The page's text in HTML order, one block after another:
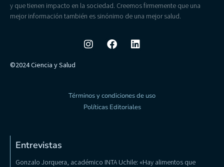
y que tienen impacto en la sociedad. Creemos firmemente que una
mejor información también es sinónimo de una mejor salud.
©2024 Ciencia y Salud
Términos y condiciones de uso
Políticas Editoriales
Entrevistas
Gonzalo Jorquera, académico INTA Uchile: «Hay alimentos que